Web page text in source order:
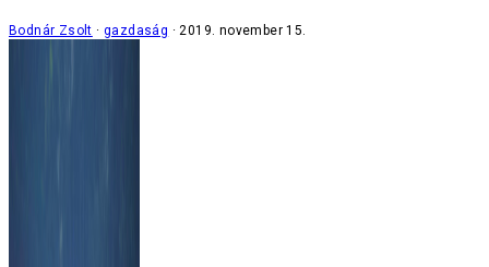
Bodnár Zsolt gazdaság 2019. november 15.